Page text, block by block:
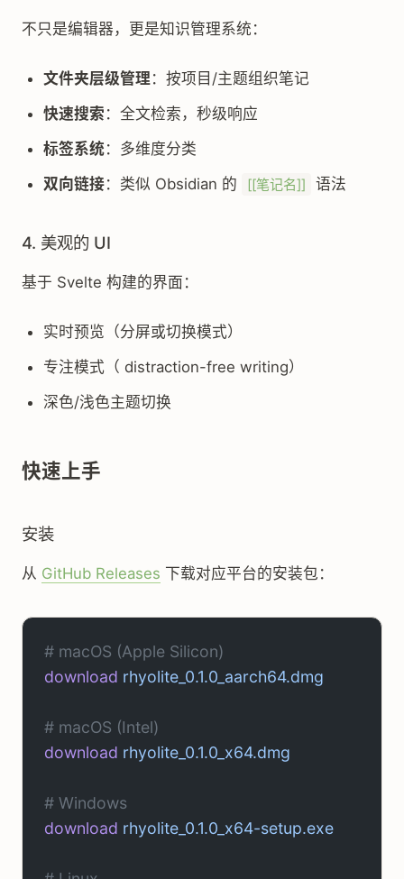
不只是编辑器，更是知识管理系统：
文件夹层级管理：按项目/主题组织笔记
快速搜索 ：全文检索，秒级响应
标签系统：多维度分类
双向链接：类似 Obsidian 的 [[笔记名]] 语法
4. 美观的 UI
基于 Svelte 构建的界面：
实时预览（分屏或切换模式）
专注模式（ distraction-free writing）
深色/浅色主题切换
快速上手
安装
从 GitHub Releases 下载对应平台的安装包：
# macOS (Apple Silicon)
download rhyolite_0.1.0_aarch64.dmg
# macOS (Intel)
download rhyolite_0.1.0_x64.dmg
# Windows
download rhyolite_0.1.0_x64-setup.exe